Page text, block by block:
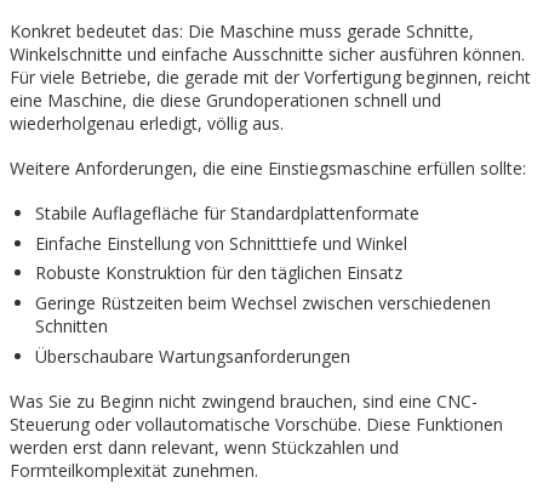
Konkret bedeutet das: Die Maschine muss gerade Schnitte,
Winkelschnitte und einfache Ausschnitte sicher ausführen können.
Für viele Betriebe, die gerade mit der Vorfertigung beginnen, reicht
eine Maschine, die diese Grundoperationen schnell und
wiederholgenau erledigt, völlig aus.
Weitere Anforderungen, die eine Einstiegsmaschine erfüllen sollte:
Stabile Auflagefläche für Standardplattenformate
Einfache Einstellung von Schnitttiefe und Winkel
Robuste Konstruktion für den täglichen Einsatz
Geringe Rüstzeiten beim Wechsel zwischen verschiedenen
Schnitten
Überschaubare Wartungsanforderungen
Was Sie zu Beginn nicht zwingend brauchen, sind eine CNC-
Steuerung oder vollautomatische Vorschübe. Diese Funktionen
werden erst dann relevant, wenn Stückzahlen und
Formteilkomplexität zunehmen.